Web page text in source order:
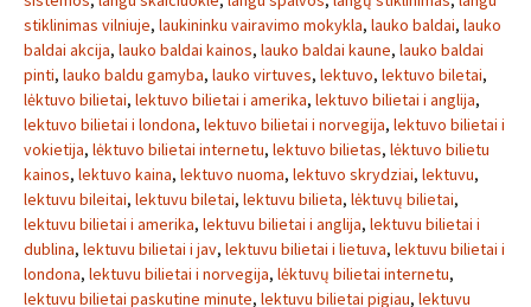
stiklinimas vilniuje, laukininku vairavimo mokykla, lauko baldai, lauko
baldai akcija, lauko baldai kainos, lauko baldai kaune, lauko baldai
pinti, lauko baldu gamyba, lauko virtuves, lektuvo, lektuvo biletai,
lėktuvo bilietai, lektuvo bilietai i amerika, lektuvo bilietai i anglija,
lektuvo bilietai i londona, lektuvo bilietai i norvegija, lektuvo bilietai i
vokietija, lėktuvo bilietai internetu, lektuvo bilietas, lėktuvo bilietu
kainos, lektuvo kaina, lektuvo nuoma, lektuvo skrydziai, lektuvu,
lektuvu bileitai, lektuvu biletai, lektuvu bilieta, lėktuvų bilietai,
lektuvu bilietai i amerika, lektuvu bilietai i anglija, lektuvu bilietai i
dublina, lektuvu bilietai i jav, lektuvu bilietai i lietuva, lektuvu bilietai i
londona, lektuvu bilietai i norvegija, lėktuvų bilietai internetu,
lektuvu bilietai paskutine minute, lektuvu bilietai pigiau, lektuvu